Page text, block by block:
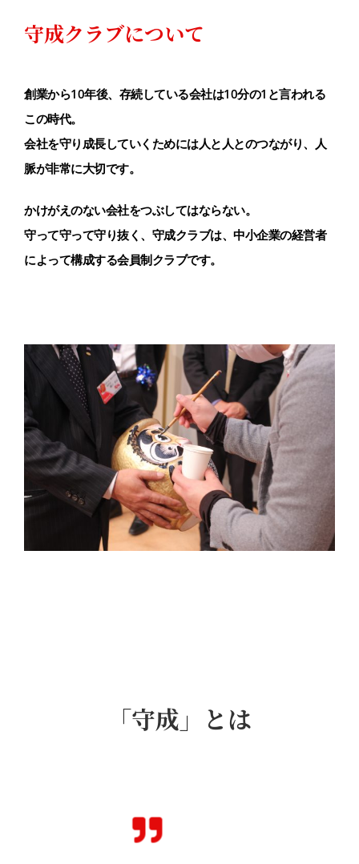
守成クラブについて
創業から10年後、存続している会社は10分の1と言われる
この時代。
会社を守り成長していくためには人と人とのつながり、人
脈が非常に大切です。
かけがえのない会社をつぶしてはならない。
守って守って守り抜く、守成クラブは、中小企業の経営者
によって構成する会員制クラブです。
「守成」とは